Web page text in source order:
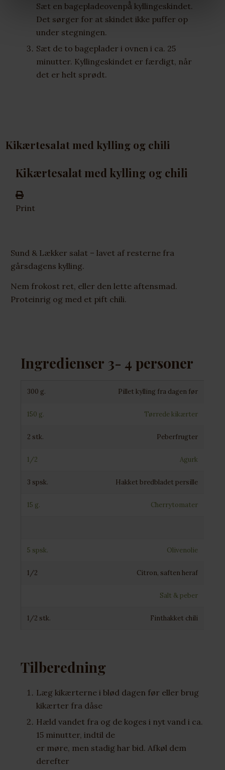
Sæt en bagepladeovenpå̊ kyllingeskindet.
Det sørger for at skindet ikke puffer op
under stegningen.
Sæt de to bageplader i ovnen i ca. 25
minutter. Kyllingeskindet er færdigt, når
det er helt sprødt.
Kikærtesalat med kylling og chili
Kikærtesalat med kylling og chili
Print
Sund & Lækker salat – lavet af resterne fra
gårsdagens kylling.
Nem frokost ret, eller den lette aftensmad.
Proteinrig og med et pift chili.
Ingredienser 3- 4 personer
300 g. Pillet kylling fra dagen før
150 g. Tørrede kikærter
2 stk. Peberfrugter
1/2 Agurk
3 spsk. Hakket bredbladet persille
15 g. Cherrytomater
5 spsk. Olivenolie
1/2 Citron, saften heraf
Salt & peber
1/2 stk. Finthakket chili
Tilberedning
Læg kikærterne i blød dagen før eller brug
kikærter fra dåse
Hæld vandet fra og de koges i nyt vand i ca.
15 minutter, indtil de
er møre, men stadig har bid. Afkøl dem
derefter